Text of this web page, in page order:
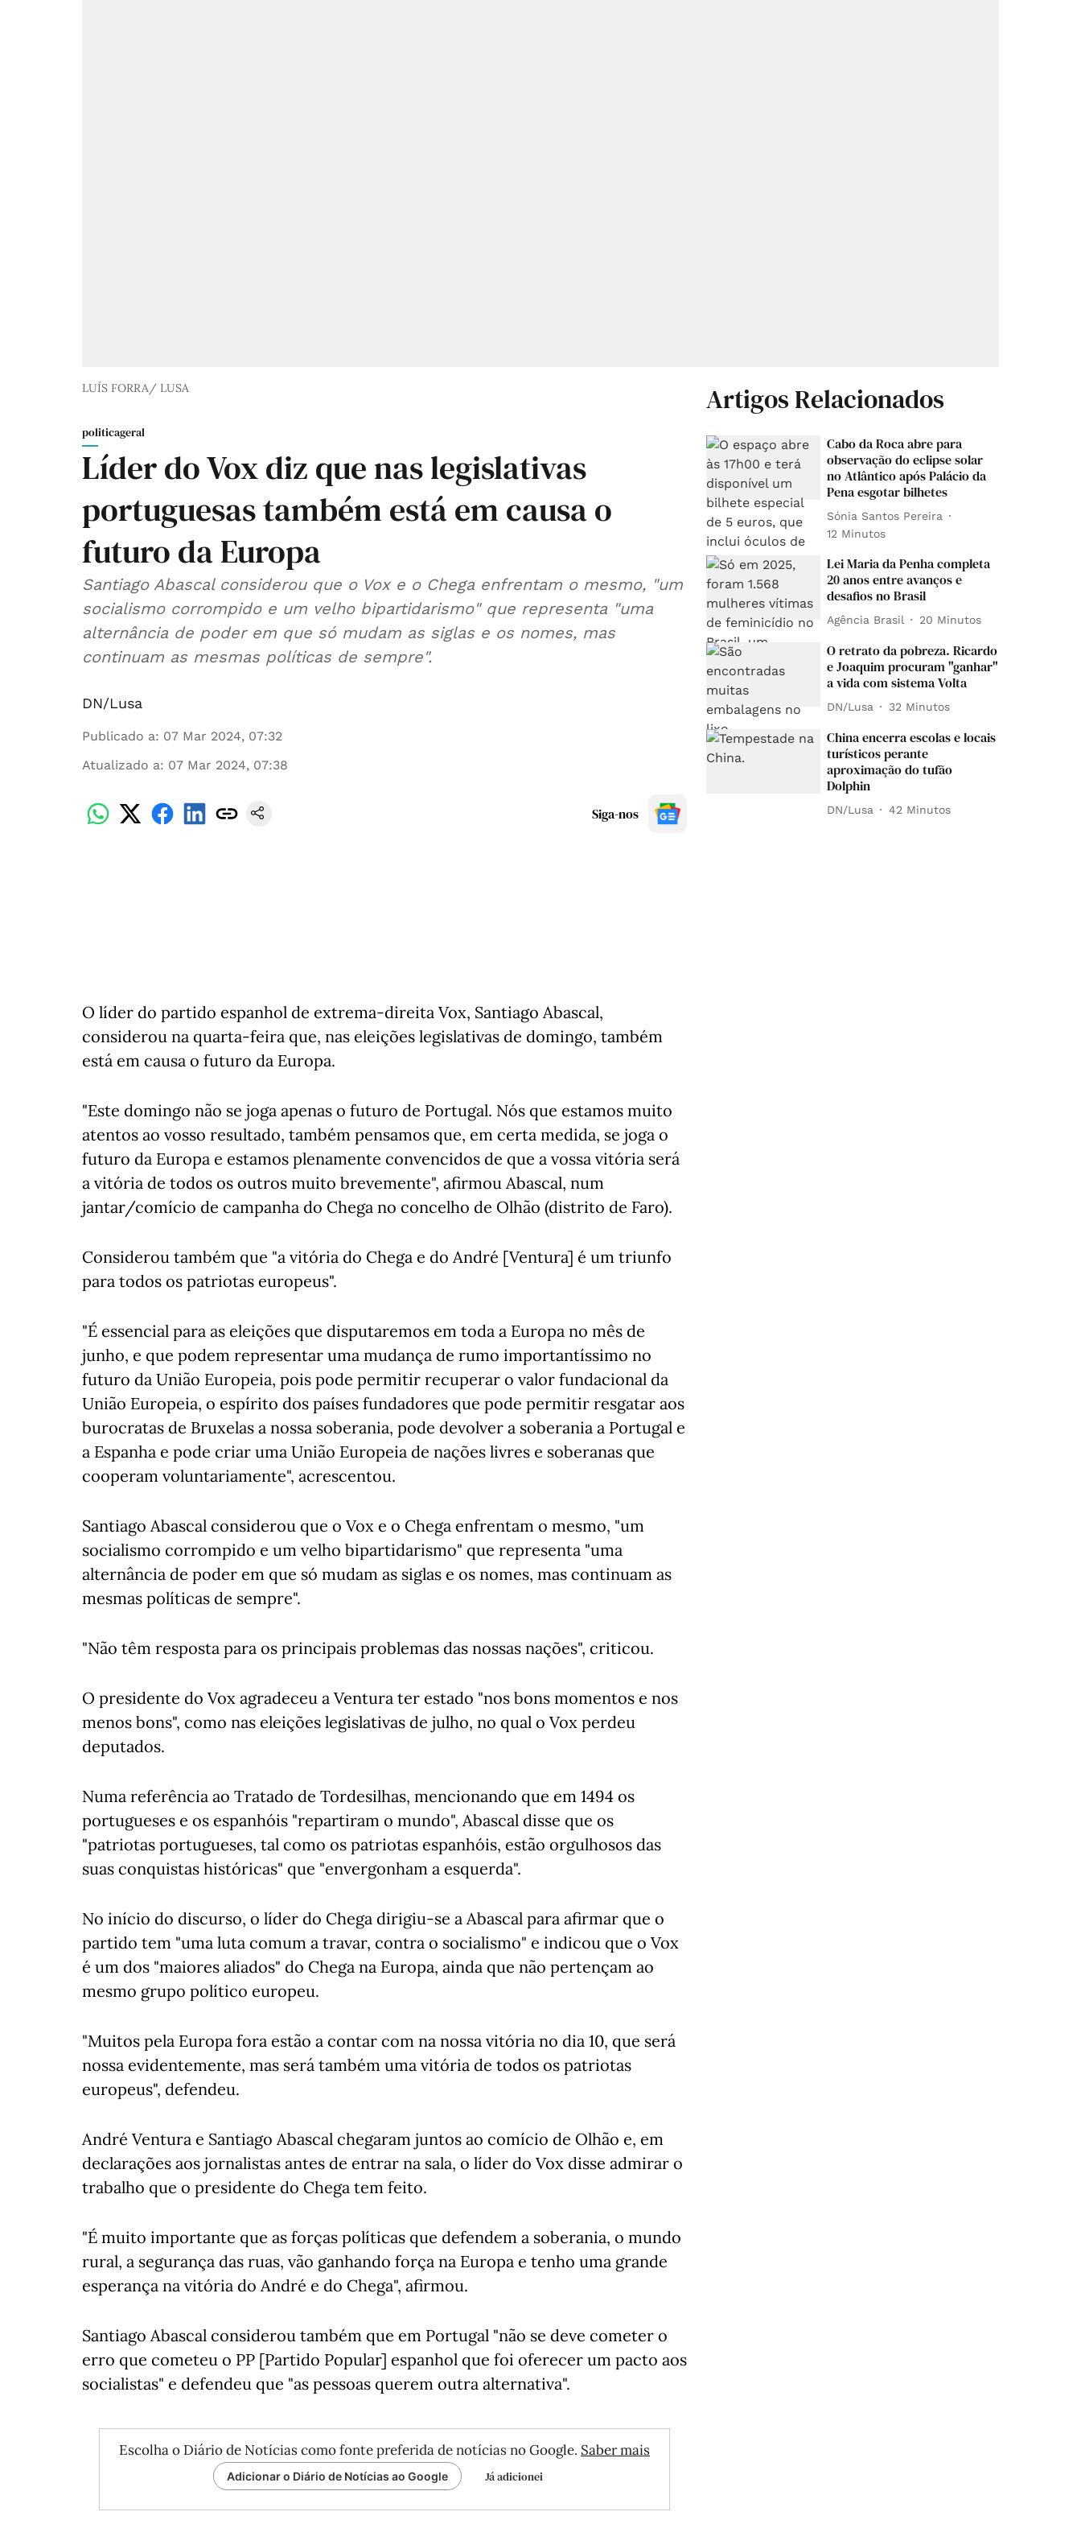
LUÍS FORRA/ LUSA
politicageral
Líder do Vox diz que nas legislativas
portuguesas também está em causa o
futuro da Europa
Santiago Abascal considerou que o Vox e o Chega enfrentam o mesmo, "um
socialismo corrompido e um velho bipartidarismo" que representa "uma
alternância de poder em que só mudam as siglas e os nomes, mas
continuam as mesmas políticas de sempre".
DN/Lusa
Publicado a: 07 Mar 2024, 07:32
Atualizado a: 07 Mar 2024, 07:38
Siga-nos
O líder do partido espanhol de extrema-direita Vox, Santiago Abascal,
considerou na quarta-feira que, nas eleições legislativas de domingo, também
está em causa o futuro da Europa.
"Este domingo não se joga apenas o futuro de Portugal. Nós que estamos muito
atentos ao vosso resultado, também pensamos que, em certa medida, se joga o
futuro da Europa e estamos plenamente convencidos de que a vossa vitória será
a vitória de todos os outros muito brevemente", afirmou Abascal, num
jantar/comício de campanha do Chega no concelho de Olhão (distrito de Faro).
Considerou também que "a vitória do Chega e do André [Ventura] é um triunfo
para todos os patriotas europeus".
"É essencial para as eleições que disputaremos em toda a Europa no mês de
junho, e que podem representar uma mudança de rumo importantíssimo no
futuro da União Europeia, pois pode permitir recuperar o valor fundacional da
União Europeia, o espírito dos países fundadores que pode permitir resgatar aos
burocratas de Bruxelas a nossa soberania, pode devolver a soberania a Portugal e
a Espanha e pode criar uma União Europeia de nações livres e soberanas que
cooperam voluntariamente", acrescentou.
Santiago Abascal considerou que o Vox e o Chega enfrentam o mesmo, "um
socialismo corrompido e um velho bipartidarismo" que representa "uma
alternância de poder em que só mudam as siglas e os nomes, mas continuam as
mesmas políticas de sempre".
"Não têm resposta para os principais problemas das nossas nações", criticou.
O presidente do Vox agradeceu a Ventura ter estado "nos bons momentos e nos
menos bons", como nas eleições legislativas de julho, no qual o Vox perdeu
deputados.
Numa referência ao Tratado de Tordesilhas, mencionando que em 1494 os
portugueses e os espanhóis "repartiram o mundo", Abascal disse que os
"patriotas portugueses, tal como os patriotas espanhóis, estão orgulhosos das
suas conquistas históricas" que "envergonham a esquerda".
No início do discurso, o líder do Chega dirigiu-se a Abascal para afirmar que o
partido tem "uma luta comum a travar, contra o socialismo" e indicou que o Vox
é um dos "maiores aliados" do Chega na Europa, ainda que não pertençam ao
mesmo grupo político europeu.
"Muitos pela Europa fora estão a contar com na nossa vitória no dia 10, que será
nossa evidentemente, mas será também uma vitória de todos os patriotas
europeus", defendeu.
André Ventura e Santiago Abascal chegaram juntos ao comício de Olhão e, em
declarações aos jornalistas antes de entrar na sala, o líder do Vox disse admirar o
trabalho que o presidente do Chega tem feito.
"É muito importante que as forças políticas que defendem a soberania, o mundo
rural, a segurança das ruas, vão ganhando força na Europa e tenho uma grande
esperança na vitória do André e do Chega", afirmou.
Santiago Abascal considerou também que em Portugal "não se deve cometer o
erro que cometeu o PP [Partido Popular] espanhol que foi oferecer um pacto aos
socialistas" e defendeu que "as pessoas querem outra alternativa".
Escolha o Diário de Notícias como fonte preferida de notícias no Google. Saber mais
Adicionar o Diário de Notícias ao Google Já adicionei
Artigos Relacionados
Cabo da Roca abre para
observação do eclipse solar
no Atlântico após Palácio da
Pena esgotar bilhetes
Sónia Santos Pereira
12 Minutos
Lei Maria da Penha completa
20 anos entre avanços e
desafios no Brasil
Agência Brasil 20 Minutos
O retrato da pobreza. Ricardo
e Joaquim procuram "ganhar"
a vida com sistema Volta
DN/Lusa 32 Minutos
China encerra escolas e locais
turísticos perante
aproximação do tufão
Dolphin
DN/Lusa 42 Minutos